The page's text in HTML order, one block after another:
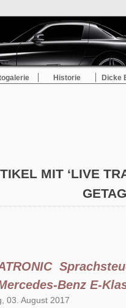
Historie Dicke
MIT ‘LIVE
Benz E-
03. August 2017